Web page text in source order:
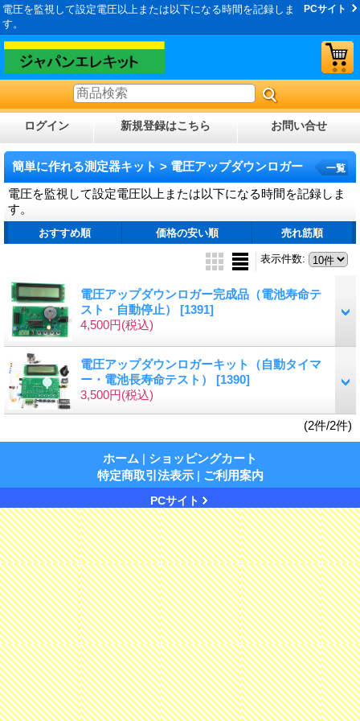
電圧を監視して設定電圧以上または以下になる時間を記録しま
す。
PCサイト
ログイン 新規登録はこちら お問い合せ
簡単に作れる測定器キット > 電圧アップダウンロガー
電圧を監視して設定電圧以上または以下になる時間を記録しま
す。
一覧
おすすめ順 価格の安い順 売れ筋順
表示件数:
電圧アップダウンロガー完成品（電池寿命テ
スト・自動停止） [1391]
4,500円(税込)
電圧アップダウンロガーキット（自動タイマ
ー・電池長寿命テスト） [1390]
3,500円(税込)
(2件/2件)
ホーム | ショッピングカート
特定商取引法表示 | ご利用案内
PCサイト